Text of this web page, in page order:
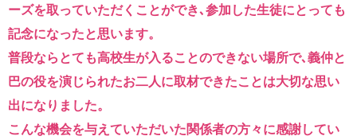
ーズを取っていただくことができ､参加した生徒にとっても
記念になったと思います。
普段ならとても高校生が入ることのできない場所で､義仲と
巴の役を演じられたお二人に取材できたことは大切な思い
出になりました。
こんな機会を与えていただいた関係者の方々に感謝してい